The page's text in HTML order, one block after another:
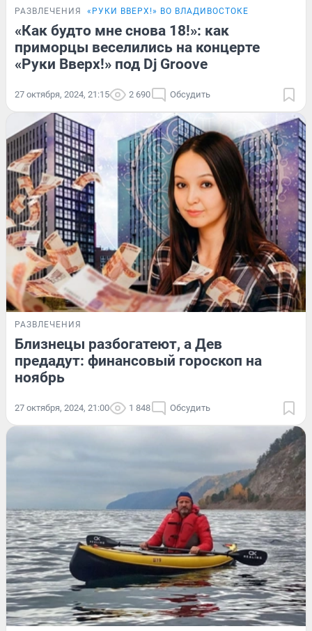
РАЗВЛЕЧЕНИЯ «РУКИ ВВЕРХ!» ВО ВЛАДИВОСТОКЕ
«Как будто мне снова 18!»: как
приморцы веселились на концерте
«Руки Вверх!» под Dj Groove
27 октября, 2024, 21:15 2 690 Обсудить
РАЗВЛЕЧЕНИЯ
Близнецы разбогатеют, а Дев
предадут: финансовый гороскоп на
ноябрь
27 октября, 2024, 21:00 1 848 Обсудить